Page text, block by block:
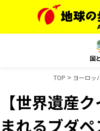
国
TOP ヨーロッ
【世界遺産
まれるブダ